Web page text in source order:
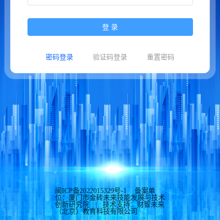
登 录
密码登录 验证码登录 重置密码
闽ICP备2022015329号-1备案单
位：厦门市金砖未来技能发展与技术
创新研究院 | 技术支持：财智未来
（北京）教育科技有限公司